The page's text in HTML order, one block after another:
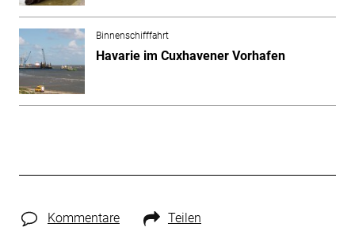
Binnenschifffahrt
Havarie im Cuxhavener Vorhafen
Kommentare Teilen